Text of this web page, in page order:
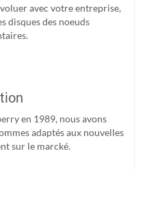
avec votre entreprise,
disques des noeuds
en 1989, nous avons
adaptés aux nouvelles
sur le marcké.